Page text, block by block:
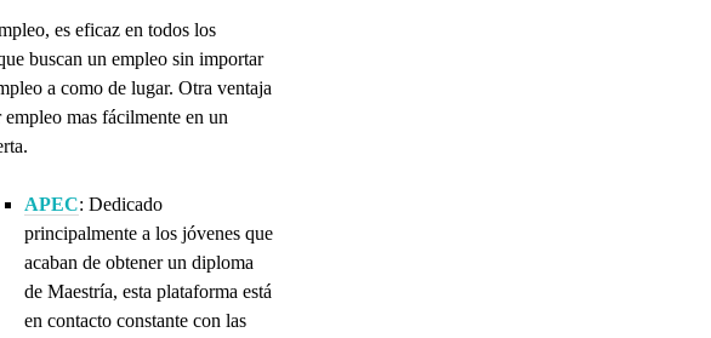
es eficaz en todos los
buscan un empleo sin importar
a como de lugar. Otra ventaja
mas fácilmente en un
APEC: Dedicado
principalmente a los jóvenes que
acaban de obtener un diploma
de Maestría, esta plataforma está
en contacto constante con las